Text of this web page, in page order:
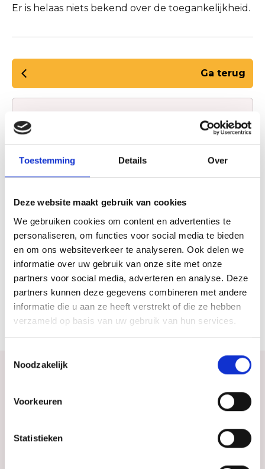
Toestemming Details Over
Deze website maakt gebruik van cookies
We gebruiken cookies om content en advertenties te
personaliseren, om functies voor social media te bieden
en om ons websiteverkeer te analyseren. Ook delen we
informatie over uw gebruik van onze site met onze
partners voor social media, adverteren en analyse. Deze
partners kunnen deze gegevens combineren met andere
informatie die u aan ze heeft verstrekt of die ze hebben
verzameld op basis van uw gebruik van hun services.
Noodzakelijk
Voorkeuren
Statistieken
Er is helaas niets bekend over de toegankelijkheid.
Ga terug
Informatie
Zeeweg 52
1931 VL Egmond aan zee
Wanneer
20 nov. 202618:15 - 00:30
Bekijk ook eens
Ontdek de rest van de regio! Bekijk de andere
websites om te zien wat deze prachtige omgeving